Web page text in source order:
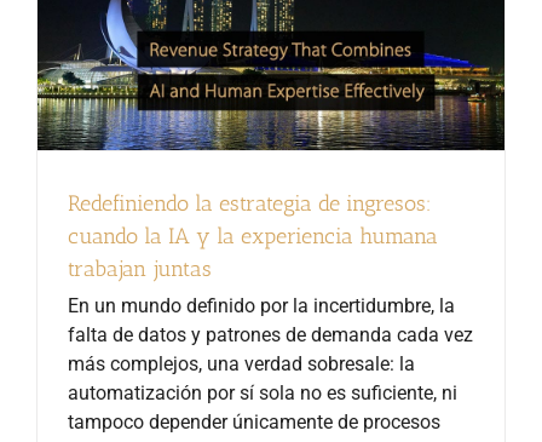
Redefiniendo la estrategia de ingresos:
cuando la IA y la experiencia humana
trabajan juntas
En un mundo definido por la incertidumbre, la
falta de datos y patrones de demanda cada vez
más complejos, una verdad sobresale: la
automatización por sí sola no es suficiente, ni
tampoco depender únicamente de procesos